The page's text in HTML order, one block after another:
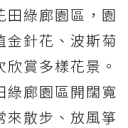
田綠廊園區，園
金針花、波斯菊
賞多樣花景。
綠廊園區開闊寬
來散步、放風箏